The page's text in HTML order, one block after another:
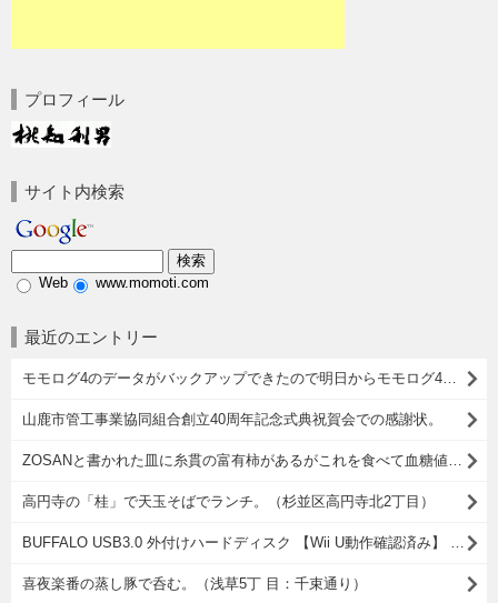
プロフィール
サイト内検索
Web www.momoti.com
最近のエントリー
モモログ4のデータがバックアップできたので明日からモモログ4を再開しようかと思う。
山鹿市管工事業協同組合創立40周年記念式典祝賀会での感謝状。
ZOSANと書かれた皿に糸貫の富有柿があるがこれを食べて血糖値が上がったからそれがどうしたというのだ。
高円寺の「桂」で天玉そばでランチ。（杉並区高円寺北2丁目）
BUFFALO USB3.0 外付けハードディスク 【Wii U動作確認済み】 PC/家電対応 2TB HD-LB2.0TU3/N [フラストレーションフリーパッケージ(FFP)]をスカパーの録画用に購入したこと。
喜夜楽番の蒸し豚で呑む。（浅草5丁 目：千束通り）